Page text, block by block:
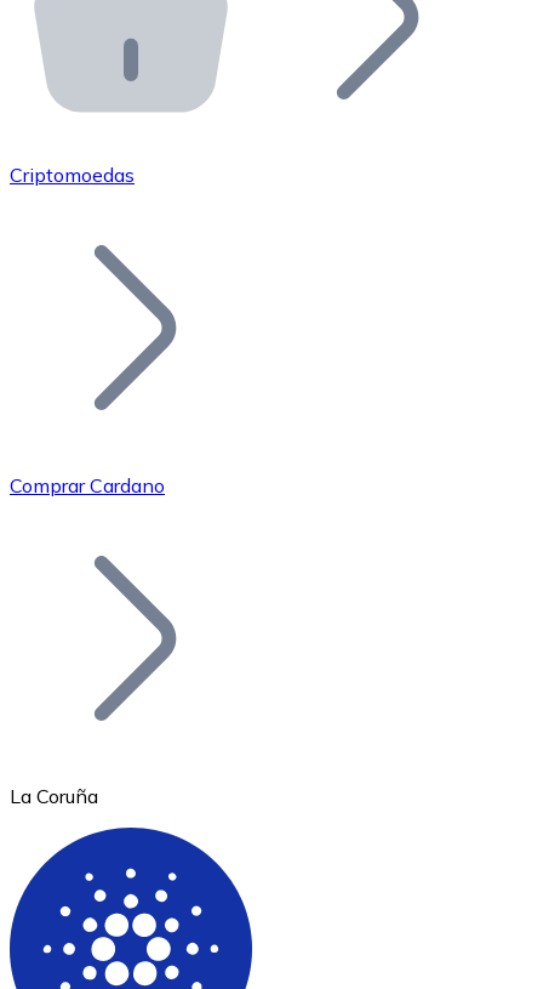
API Bitnovo
Integre nossa API no seu ecossistema.
Junte-se à nossa rede de revendedores e comercialize
Adicione o token do seu projeto ao nosso serviço de
Bitcoin
Ethereum
ETH
Criptomoedas
Comprar Cardano
La Coruña